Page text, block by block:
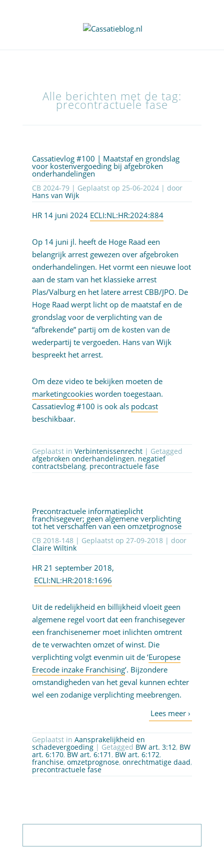
Alle berichten met de tag:
precontractuele fase
Cassatievlog #100 | Maatstaf en grondslag
voor kostenvergoeding bij afgebroken
onderhandelingen
CB 2024-79 | Geplaatst op 25-06-2024| door
Hans van Wijk
HR 14 juni 2024 ECLI:NL:HR:2024:884
Op 14 juni jl. heeft de Hoge Raad een
belangrijk arrest gewezen over afgebroken
onderhandelingen. Het vormt een nieuwe loot
aan de stam van het klassieke arrest
Plas/Valburg en het latere arrest CBB/JPO. De
Hoge Raad werpt licht op de maatstaf en de
grondslag voor de verplichting van de
“afbrekende” partij om de kosten van de
wederpartij te vergoeden. Hans van Wijk
bespreekt het arrest.
Om deze video te bekijken moeten de
marketingcookiesworden toegestaan.
Cassatievlog #100 is ook als podcast
beschikbaar.
Geplaatst in Verbintenissenrecht | Getagged
afgebroken onderhandelingen, negatief
contractsbelang, precontractuele fase
Precontractuele informatieplicht
franchisegever; geen algemene verplichting
tot het verschaffen van een omzetprognose
CB 2018-148 | Geplaatst op 27-09-2018| door
Claire Wiltink
HR 21 september 2018,
ECLI:NL:HR:2018:1696
Uit de redelijkheid en billijkheid vloeit geen
algemene regel voort dat een franchisegever
een franchisenemer moet inlichten omtrent
de te verwachten omzet of winst. Die
verplichting volgt evenmin uit de ‘Europese
Erecode inzake Franchising’. Bijzondere
omstandigheden van het geval kunnen echter
wel een zodanige verplichting meebrengen.
Geplaatst in Aansprakelijkheid en
schadevergoeding | Getagged BW art. 3:12, BW
art. 6:170, BW art. 6:171 , BW art. 6:172,
franchise, omzetprognose, onrechtmatige daad,
precontractuele fase